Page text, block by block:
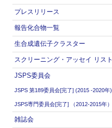
プレスリリース
報告化合物一覧
生合成遺伝子クラスター
スクリーニング・アッセイ リスト
JSPS委員会
JSPS 第189委員会[完了] (2015 -2020年)
JSPS専門委員会[完了] （2012-2015年）
雑誌会